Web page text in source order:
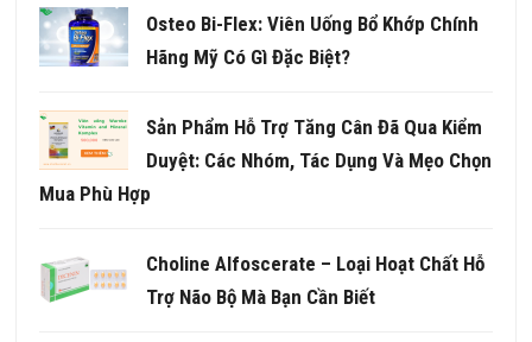
Osteo Bi-Flex: Viên Uống Bổ Khớp Chính
Hãng Mỹ Có Gì Đặc Biệt?
Sản Phẩm Hỗ Trợ Tăng Cân Đã Qua Kiểm
Duyệt: Các Nhóm, Tác Dụng Và Mẹo Chọn
Mua Phù Hợp
Choline Alfoscerate – Loại Hoạt Chất Hỗ
Trợ Não Bộ Mà Bạn Cần Biết